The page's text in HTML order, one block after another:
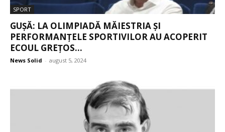
SPORT
GUȘĂ: LA OLIMPIADĂ MĂIESTRIA ȘI
PERFORMANȚELE SPORTIVILOR AU ACOPERIT
ECOUL GREȚOS...
News Solid - august 5, 2024